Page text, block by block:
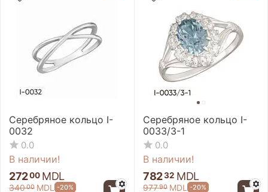
Серебряное кольцо I-
0032
0.0
В наличии!
27200 MDL
34000 MDL -20%
Серебряное кольцо I-
0033/3-1
0.0
В наличии!
78232 MDL
97790 MDL -20%